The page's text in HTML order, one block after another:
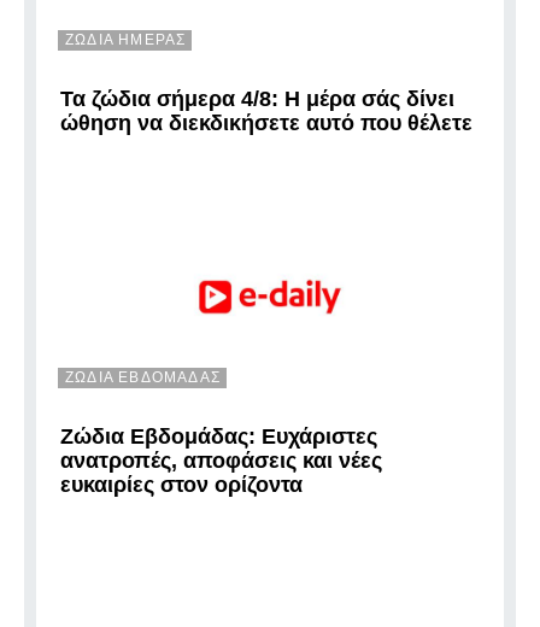
ΖΩΔΙΑ ΗΜΕΡΑΣ
Τα ζώδια σήμερα 4/8: Η μέρα σάς δίνει
ώθηση να διεκδικήσετε αυτό που θέλετε
ΖΩΔΙΑ ΕΒΔΟΜΑΔΑΣ
Ζώδια Εβδομάδας: Ευχάριστες
ανατροπές, αποφάσεις και νέες
ευκαιρίες στον ορίζοντα